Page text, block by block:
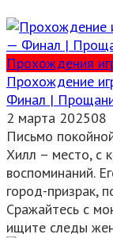
Прохождения
Прохождение
Финал |
2 марта 202508
Письмо
Хилл – место, с
воспоминаний.
город-призрак,
Сражайтесь с
ищите следы